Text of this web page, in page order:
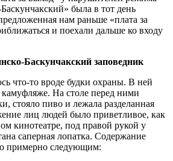
была в тот день
нам раньше «плата за
и поехали дальше ко входу
Баскунчакский заповедник
что-то вроде будки охраны. В ней
камуфляже. На столе перед ними
стояло пиво и лежала разделанная
лиц людей было приветливое, как
кинотеатре, под правой рукой у
саперная лопатка. Содержание
примерно следующим: